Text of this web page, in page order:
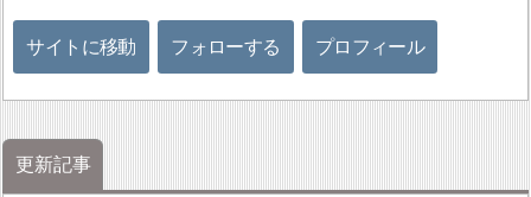
サイトに移動 フォローする プロフィール
更新記事